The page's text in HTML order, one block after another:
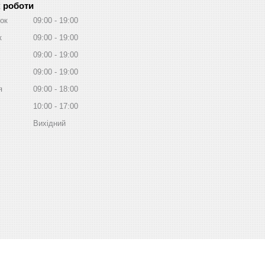
роботи
09:00
19:00
09:00
19:00
09:00
19:00
09:00
19:00
09:00
18:00
10:00
17:00
Вихідний